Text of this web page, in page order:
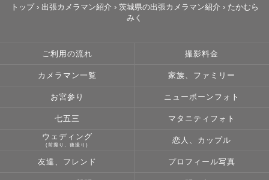
トップ› 出張カメラマン紹介 › 茨城県の出張カメラマン紹介 › たかむら
みく
ご利用の流れ 撮影料金
カメラマン一覧 家族、ファミリー
お宮参り ニューボーンフォト
七五三 マタニティフォト
ウェディング
(前撮り、後撮り)
恋人、カップル
友達、フレンド プロフィール写真